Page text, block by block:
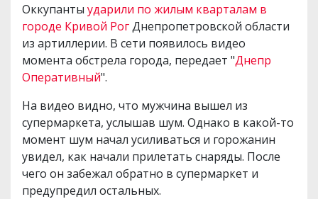
Оккупанты ударили по жилым кварталам в
городе Кривой РогДнепропетровской области
из артиллерии. В сети появилось видео
момента обстрела города, передает "Днепр
Оперативный".
На видео видно, что мужчина вышел из
супермаркета, услышав шум. Однако в какой-то
момент шум начал усиливаться и горожанин
увидел, как начали прилетать снаряды. После
чего он забежал обратно в супермаркет и
предупредил остальных.